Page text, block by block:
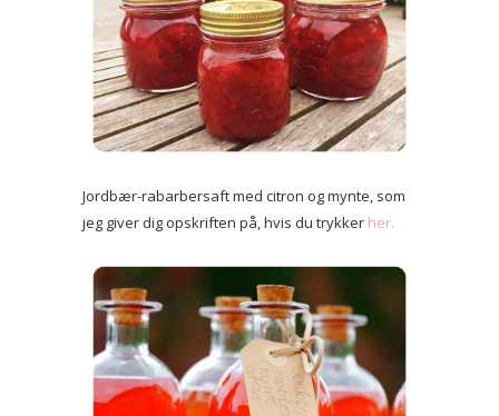
Jordbær-rabarbersaft med citron og mynte, som
jeg giver dig opskriften på, hvis du trykker her.